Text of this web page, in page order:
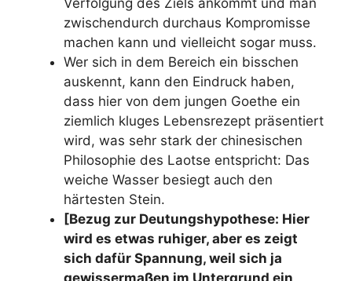
zwischendurch durchaus Kompromisse
machen kann und vielleicht sogar muss.
Wer sich in dem Bereich ein bisschen
auskennt, kann den Eindruck haben,
dass hier von dem jungen Goethe ein
ziemlich kluges Lebensrezept präsentiert
wird, was sehr stark der chinesischen
Philosophie des Laotse entspricht: Das
weiche Wasser besiegt auch den
härtesten Stein.
[Bezug zur Deutungshypothese: Hier
wird es etwas ruhiger, aber es zeigt
sich dafür Spannung, weil sich ja
gewissermaßen im Untergrund ein